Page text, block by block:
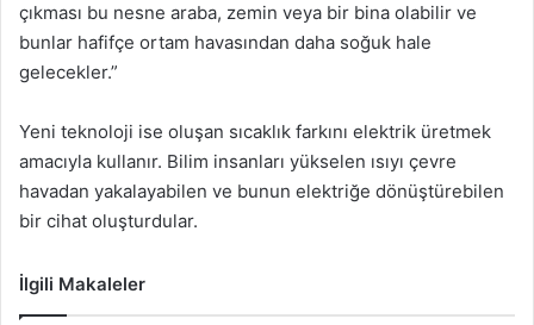
çıkması bu nesne araba, zemin veya bir bina olabilir ve
bunlar hafifçe ortam havasından daha soğuk hale
gelecekler.”
Yeni teknoloji ise oluşan sıcaklık farkını elektrik üretmek
amacıyla kullanır. Bilim insanları yükselen ısıyı çevre
havadan yakalayabilen ve bunun elektriğe dönüştürebilen
bir cihat oluşturdular.
İlgili Makaleler